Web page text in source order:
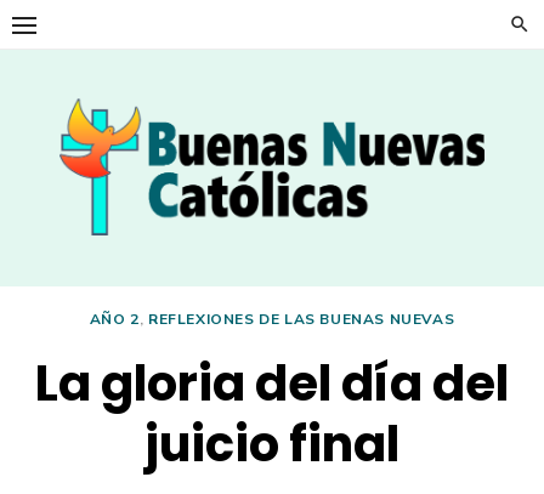
Skip
to
AÑO 2, REFLEXIONES DE LAS BUENAS NUEVAS
La gloria del día del
juicio final